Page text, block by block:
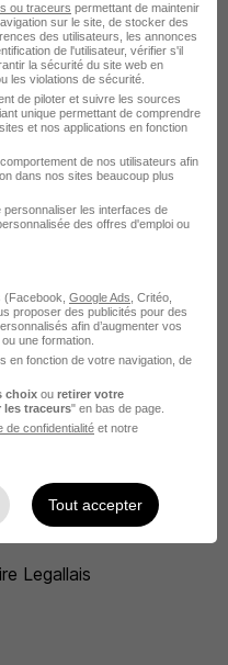
par Ville
Legallais
par Métier
Legallais
ou traceurs permettant de maintenir
sur le site, de stocker des
des utilisateurs, les annonces
de l'utilisateur, vérifier s'il
la sécurité du site web en
les violations de sécurité.
de piloter et suivre les sources
unique permettant de comprendre
et nos applications en fonction
de nos utilisateurs afin
dans nos sites beaucoup plus
les interfaces de
des offres d'emploi ou
(Facebook, Google Ads , Critéo,
proposer des publicités pour des
afin d’augmenter vos
une formation.
en fonction de votre navigation, de
choix ou retirer votre
les traceurs" en bas de page.
de confidentialité et notre
Tout accepter